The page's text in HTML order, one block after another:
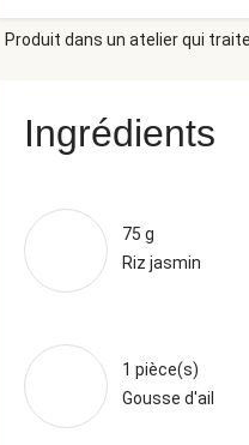
Produit dans un atelier qui
Ingrédients
75 g
Riz jasmin
1 pièce(s)
Gousse d'ail